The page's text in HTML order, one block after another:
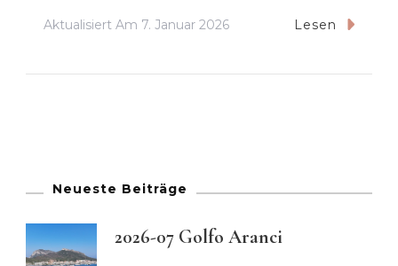
Aktualisiert Am 7. Januar 2026 Lesen
Neueste Beiträge
2026-07 Golfo Aranci